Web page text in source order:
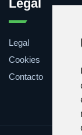
Legal
Legal
Cookies
Contacto